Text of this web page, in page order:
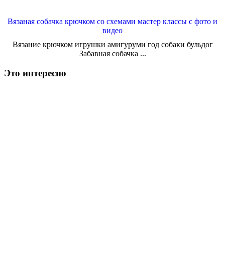
Вязаная собачка крючком со схемами мастер классы с фото и
видео
Вязание крючком игрушки амигуруми год собаки бульдог
Забавная собачка ...
Это интересно